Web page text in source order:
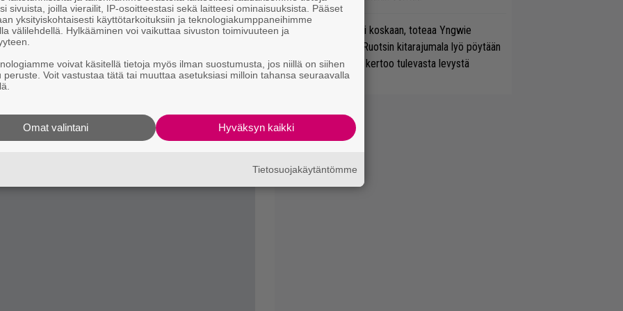
Antonin lakoninen lauluääni
kuuntelussa bändin rajoittuneisuus,
ilmi. Visuaaliselta puoleltaan
tämän hetken autenttisimmaksi
Se on nyt tai ei koskaan, toteaa Yngwie
Malmsteen – Ruotsin kitarajumala lyö pöytään
uuden biisin ja kertoo tulevasta levystä
sivuista, joilla vierailit, IP-osoitteestasi sekä laitteesi ominaisuuksista. Pääset
yksityiskohtaisesti käyttötarkoituksiin ja teknologiakumppaneihimme
välilehdellä. Hylkääminen voi vaikuttaa sivuston toimivuuteen ja
voivat käsitellä tietoja myös ilman suostumusta, jos niillä on siihen
peruste. Voit vastustaa tätä tai muuttaa asetuksiasi milloin tahansa seuraavalla
Hyväksyn kaikki
Omat valintani
Tietosuojakäytäntömme